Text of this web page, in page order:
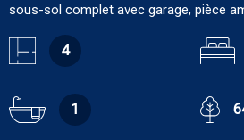
sous-sol complet avec garage, pièce
19.25 m² ouvert sur cuisine de 6.3 m²,
deux chambres dont une avec placard
pièces et coin douche. Terrain : 645 m²
au gaz de ville et double vitrage. DPE :
4
1